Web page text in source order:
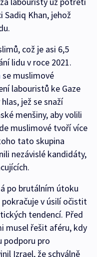
Khan, jehož
což je asi 6,5
lidu v roce 2021.
se muslimové
labouristů ke Gaze
jež se snaží
menšiny, aby volili
muslimové tvoří více
tato skupina
nezávislé kandidáty,
po brutálním útoku
pokračuje v úsilí očistit
tendencí. Před
musel řešit aféru, kdy
podporu pro
Izrael, že schválně